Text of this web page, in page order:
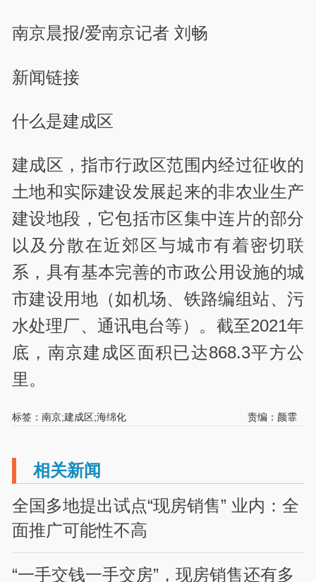
南京晨报/爱南京记者 刘畅
新闻链接
什么是建成区
建成区，指市行政区范围内经过征收的
土地和实际建设发展起来的非农业生产
建设地段，它包括市区集中连片的部分
以及分散在近郊区与城市有着密切联
系，具有基本完善的市政公用设施的城
市建设用地（如机场、铁路编组站、污
水处理厂、通讯电台等）。截至2021年
底，南京建成区面积已达868.3平方公
里。
标签：南京;建成区;海绵化 责编：颜霏
相关新闻
全国多地提出试点“现房销售” 业内：全
面推广可能性不高
“一手交钱一手交房”，现房销售还有多